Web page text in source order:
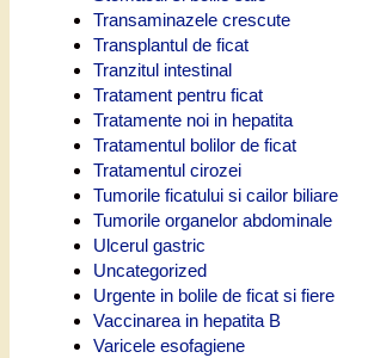
Transaminazele crescute
Transplantul de ficat
Tranzitul intestinal
Tratament pentru ficat
Tratamente noi in hepatita
Tratamentul bolilor de ficat
Tratamentul cirozei
Tumorile ficatului si cailor biliare
Tumorile organelor abdominale
Ulcerul gastric
Uncategorized
Urgente in bolile de ficat si fiere
Vaccinarea in hepatita B
Varicele esofagiene